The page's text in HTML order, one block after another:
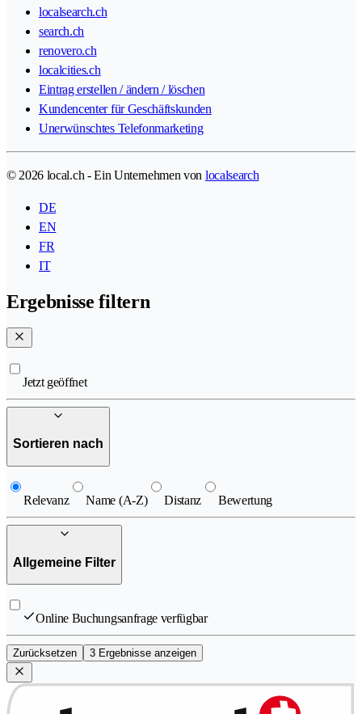
localsearch.ch
search.ch
renovero.ch
localcities.ch
Eintrag erstellen / ändern / löschen
Kundencenter für Geschäftskunden
Unerwünschtes Telefonmarketing
© 2026 local.ch - Ein Unternehmen von localsearch
DE
EN
FR
IT
Ergebnisse filtern
Jetzt geöffnet
Sortieren nach
Relevanz Name (A-Z) Distanz Bewertung
Allgemeine Filter
Online Buchungsanfrage verfügbar
Zurücksetzen 3 Ergebnisse anzeigen